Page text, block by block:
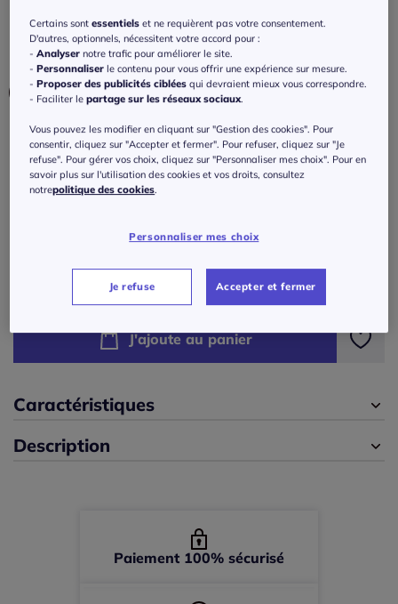
Couleur :taupe
Choisir une couleur :
Taille :
Veuillez sélectionner une taille
En stock
44 -En stock
46 - En stock
ou 3 fois 66,33 € sans frais ?
J'ajoute au panier
Caractéristiques
Description
Paiement 100% sécurisé
Certains sontessentiels et ne requièrent pas votre consentement.
D'autres, optionnels, nécessitent votre accord pour :
-Analyser notre trafic pour améliorer le site.
-Personnaliser le contenu pour vous offrir une expérience sur mesure.
-Proposer des publicités ciblées qui devraient mieux vous correspondre.
- Faciliter lepartage sur les réseaux sociaux
Vous pouvez les modifier en cliquant sur "Gestion des cookies". Pour
consentir, cliquez sur "Accepter et fermer". Pour refuser, cliquez sur "Je
refuse". Pour gérer vos choix, cliquez sur "Personnaliser mes choix". Pour en
savoir plus sur l'utilisation des cookies et vos droits, consultez
notrepolitique des cookies
Personnaliser mes choix
Je refuse Accepter et fermer